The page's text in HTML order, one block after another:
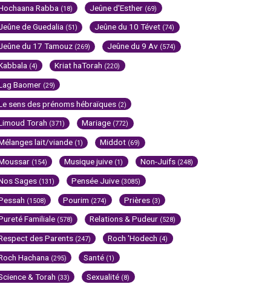
Rabba (18) Jeûne d'Esther (69)
de Guedalia (51) Jeûne du 10 Tévet (74)
du 17 Tamouz (269) Jeûne du 9 Av (574)
(4) Kriat haTorah (220)
Baomer (29)
sens des prénoms hébraïques (2)
Torah (371) Mariage (772)
lait/viande (1) Middot (69)
(154) Musique juive (1) Non-Juifs (248)
Sages (131) Pensée Juive (3085)
(1508) Pourim (274) Prières (3)
Familiale (578) Relations & Pudeur (528)
des Parents (247) Roch 'Hodech (4)
Hachana (295) Santé (1)
& Torah (33) Sexualité (8)